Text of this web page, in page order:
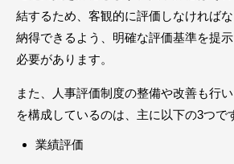
結するため、客観的に評価しなければ
納得できるよう、明確な評価基準を提
必要があります。
また、人事評価制度の整備や改善も行
を構成しているのは、主に以下の3つで
業績評価